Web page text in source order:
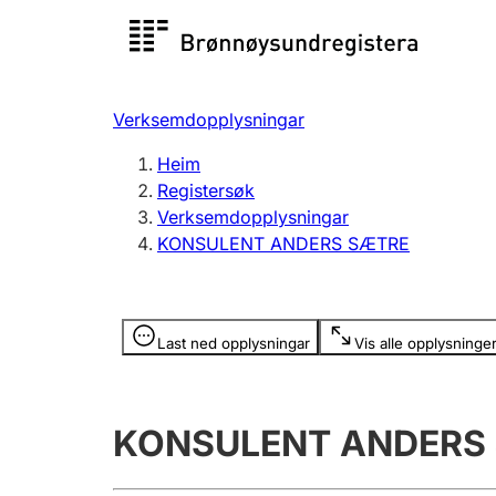
Registersøk
Registrere, endre, slette
Verksemdopplysningar
Heim
Registersøk
Verksemdopplysningar
KONSULENT ANDERS SÆTRE
Last ned opplysningar Vis alle opplysninger
Opplysninger er skjult
KONSULENT